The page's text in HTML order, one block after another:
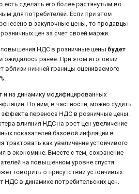
есть сделать его более растянутым во
для потребителей. Если при этом
в закупочные цены, то продавцы
цен за счет своей маржи.
повышения НДС в розничные цены будет
ожидалось ранее. При этом итоговый
вблизи нижней границы оцениваемого
на динамику модифицированных
По ним, в частности, можно судить
переноса НДС в розничные цены.
влияния НДС на рост цен увеличение
показателей базовой инфляции в
трактовать как увеличение устойчивого
в экономике. Вместе с тем, сохранение
на повышенном уровне спустя
говорить о присутствии устойчивых
в динамике потребительских цен.